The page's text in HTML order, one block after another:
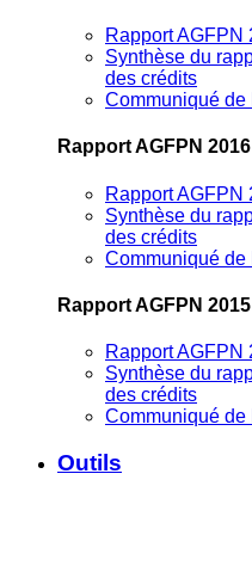
Rapport AGFPN
Synthèse du
des crédits
Communiqué de
Rapport AGFPN 2016
Rapport AGFPN
Synthèse du
des crédits
Communiqué de
Rapport AGFPN 2015
Rapport AGFPN
Synthèse du
des crédits
Communiqué de
Outils